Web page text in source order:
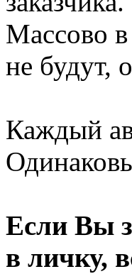
Массово
не будут,
Каждый
Если Вы
в личку,